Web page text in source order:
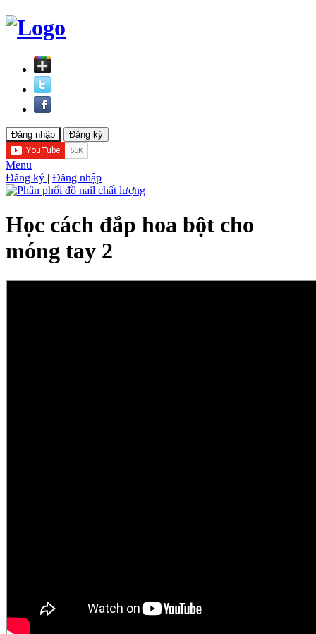
Menu
Đăng ký | Đăng nhập
Học cách đắp hoa bột cho
móng tay 2